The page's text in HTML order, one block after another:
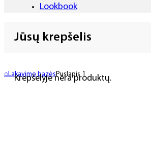
Lookbook
Jūsų krepšelis
Krepšelyje nėra produktų.
⌂Lakavimo bazės Puslapis 1